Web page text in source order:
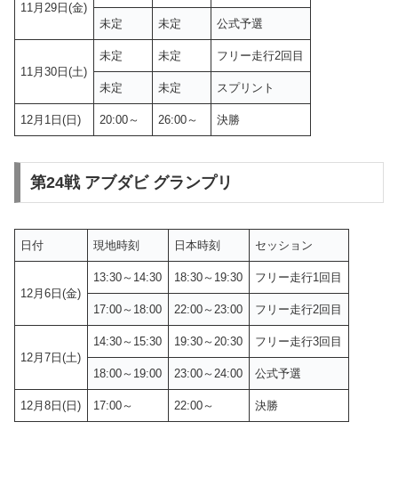
11月29日(金)
未定
未定 公式予選
11月30日(土)
未定 未定 フリー走行2回目
未定 未定 スプリント
12月1日(日) 20:00～ 26:00～ 決勝
第24戦 アブダビ グランプリ
日付 現地時刻 日本時刻 セッション
12月6日(金)
13:30～14:30 18:30～19:30 フリー走行1回目
17:00～18:00 22:00～23:00 フリー走行2回目
12月7日(土)
14:30～15:30 19:30～20:30 フリー走行3回目
18:00～19:00 23:00～24:00 公式予選
12月8日(日) 17:00～ 22:00～ 決勝